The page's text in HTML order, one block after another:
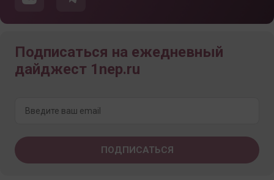
Подписаться на ежедневный
дайджест 1nep.ru